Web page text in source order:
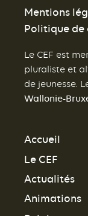
Mentions
Politique
Le CEF est
pluraliste et
de jeunesse.
Wallonie-
Accueil
Le CEF
Actualités
Animations